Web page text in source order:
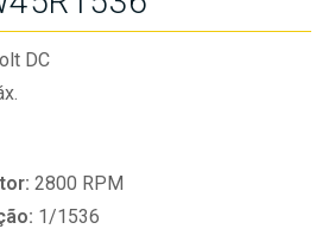
DC
2800 RPM
1/1536